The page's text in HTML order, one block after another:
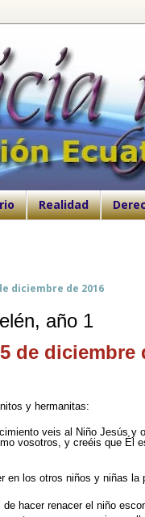
Realidad
diciembre de 2016
año 1
de diciembre
y hermanitas:
veis al Niño Jesús y
vosotros, y creéis que Él
en los otros niños y niñas la
hacer renacer el niño